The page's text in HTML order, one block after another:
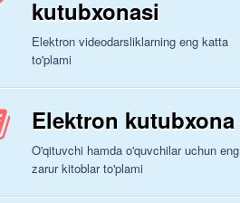
kutubxonasi
Elektron videodarsliklarning eng katta
to'plami
Elektron kutubxona
O'qituvchi hamda o'quvchilar uchun eng
zarur kitoblar to'plami